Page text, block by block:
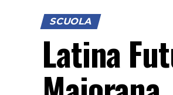
SCUOLA
Latina